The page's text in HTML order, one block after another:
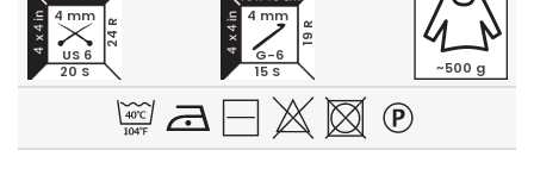
20 S
24 R
4 mm
US 6
15 S
19 R
4 mm
G-6
~500 g